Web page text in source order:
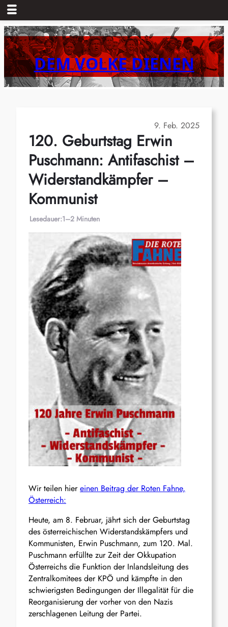
Zum
Inhalt
springenDEM VOLKE DIENEN
9. Feb. 2025
120. Geburtstag Erwin
Puschmann: Antifaschist –
Widerstandkämpfer –
Kommunist
Lesedauer:1–2 Minuten
Wir teilen hiereinen Beitrag der Roten Fahne,
Österreich:
Heute, am 8. Februar, jährt sich der Geburtstag
des österreichischen Widerstandskämpfers und
Kommunisten, Erwin Puschmann, zum 120. Mal.
Puschmann erfüllte zur Zeit der Okkupation
Österreichs die Funktion der Inlandsleitung des
Zentralkomitees der KPÖ und kämpfte in den
schwierigsten Bedingungen der Illegalität für die
Reorganisierung der vorher von den Nazis
zerschlagenen Leitung der Partei.